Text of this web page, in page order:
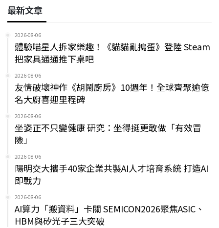
最新文章
2026-08-06
體驗喵星人拆家樂趣！《貓貓亂搗蛋》登陸 Steam
把家具通通推下桌吧
2026-08-06
友情破壞神作《胡鬧廚房》10週年！全球齊聚逾億
名大廚喜迎里程碑
2026-08-06
坐姿正不只變健康 研究：坐得挺更敢做「有效冒
險」
2026-08-06
陽明交大攜手40家企業共製AI人才培育系統 打造AI
即戰力
2026-08-06
AI算力「搬資料」卡關 SEMICON2026聚焦ASIC、
HBM與矽光子三大突破